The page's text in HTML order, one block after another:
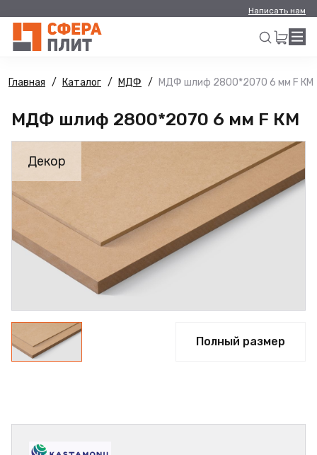
Написать нам
Искать
Главная Каталог МДФ МДФ шлиф 2800*2070 6 мм F КМ
МДФ шлиф 2800*2070 6 мм F КМ
Декор
Полный размер